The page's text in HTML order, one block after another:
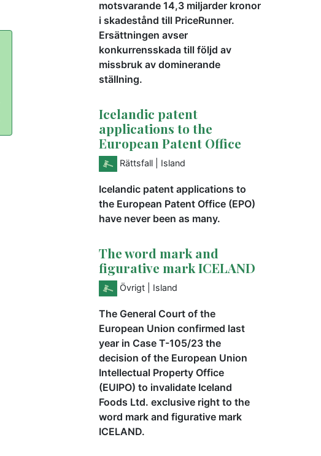
motsvarande 14,3 miljarder kronor
i skadestånd till PriceRunner.
Ersättningen avser
konkurrensskada till följd av
missbruk av dominerande
ställning.
Icelandic patent
applications to the
European Patent Office
Rättsfall | Island
Icelandic patent applications to
the European Patent Office (EPO)
have never been as many.
The word mark and
figurative mark ICELAND
Övrigt | Island
The General Court of the
European Union confirmed last
year in Case T-105/23 the
decision of the European Union
Intellectual Property Office
(EUIPO) to invalidate Iceland
Foods Ltd. exclusive right to the
word mark and figurative mark
ICELAND.